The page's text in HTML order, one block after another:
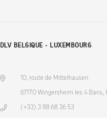
DLV BELGIQUE - LUXEMBOURG
10, route de Mittelhausen
67170 Wingersheim les 4 Bans,
(+33) 3 88 68 36 53